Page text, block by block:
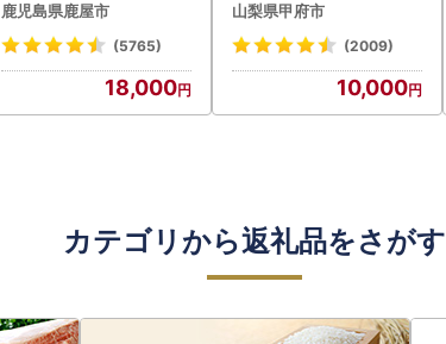
cp18 うなぎ 鰻 魚 惣菜 総
菜
鹿児島県鹿屋市
(5765)
18,000
〉山梨県産 シャインマス
カット 2～3房（1.0kg以
N-Limited-SP
山梨県甲府市
(2009)
10,000
カテゴリから返礼品をさがす